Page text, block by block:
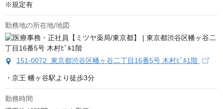
※規定有
勤務地の所在地/地図
151-0072 東京都渋谷区幡ヶ谷二丁目16番5号 木村ﾋﾞﾙ1階
・京王 幡ヶ谷駅より徒歩3分
勤務時間